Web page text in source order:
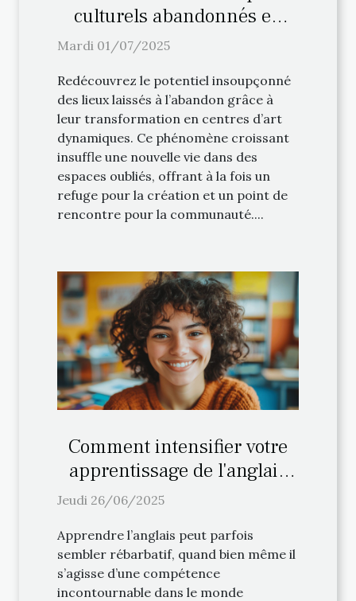
culturels abandonnés en
centres d'art
Mardi 01/07/2025
Redécouvrez le potentiel insoupçonné
des lieux laissés à l’abandon grâce à
leur transformation en centres d’art
dynamiques. Ce phénomène croissant
insuffle une nouvelle vie dans des
espaces oubliés, offrant à la fois un
refuge pour la création et un point de
rencontre pour la communauté....
Comment intensifier votre
apprentissage de l'anglais
avec des méthodes ludiques
Jeudi 26/06/2025
Apprendre l’anglais peut parfois
sembler rébarbatif, quand bien même il
s’agisse d’une compétence
incontournable dans le monde